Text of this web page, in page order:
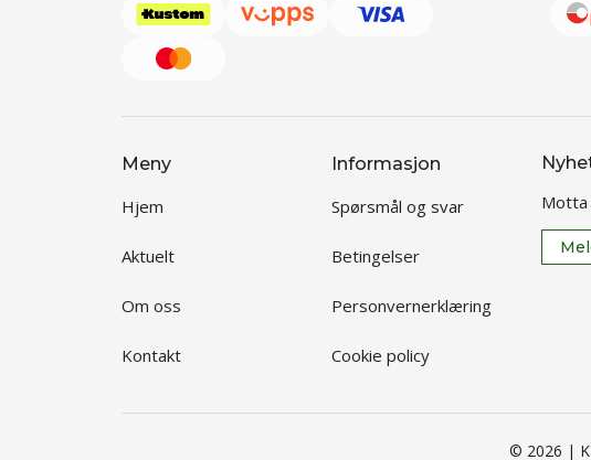
Meny
Hjem
Aktuelt
Om oss
Kontakt
Informasjon
Spørsmål og svar
Betingelser
Personvernerklæring
Cookie policy
Motta
© 2026 |